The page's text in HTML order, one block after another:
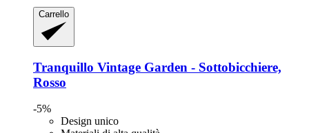
Carrello
Tranquillo Vintage Garden -​ Sottobicchiere,
Rosso
-5%
Design unico